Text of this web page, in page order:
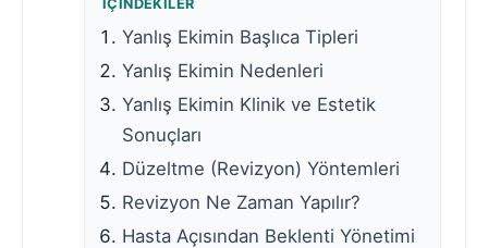
İÇINDEKILER
Yanlış Ekimin Başlıca Tipleri
Yanlış Ekimin Nedenleri
Yanlış Ekimin Klinik ve Estetik
Sonuçları
Düzeltme (Revizyon) Yöntemleri
Revizyon Ne Zaman Yapılır?
Hasta Açısından Beklenti Yönetimi